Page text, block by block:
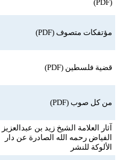
(PDF)
مؤتفكات متصوف (PDF)
قضية فلسطين (PDF)
من كل صوب (PDF)
آثار العلامة الشيخ زيد بن عبدالعزيز
الفياض رحمه الله الصادرة عن دار
الألوكة للنشر